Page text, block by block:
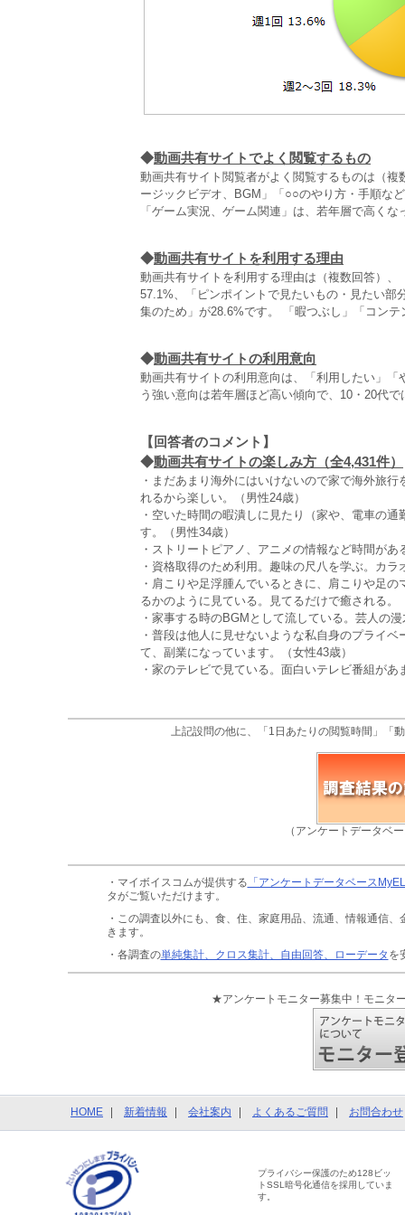
◆動画共有サイトでよく閲覧するもの
動画共有サイト閲覧者がよく閲覧するものは（
ージックビデオ、BGM」「○○のやり方・手順な
「ゲーム実況、ゲーム関連」は、若年層で高くな
◆動画共有サイトを利用する理由
動画共有サイトを利用する理由は（複数回答）
57.1%、「ピンポイントで見たいもの・見たい
集のため」が28.6%です。 「暇つぶし」「コン
◆動画共有サイトの利用意向
動画共有サイトの利用意向は、「利用したい」
う強い意向は若年層ほど高い傾向で、10・20代
【回答者のコメント】
◆動画共有サイトの楽しみ方（全4,431件）
・まだあまり海外にはいけないので家で海外旅
れるから楽しい。（男性24歳）
・空いた時間の暇潰しに見たり（家や、電車の
す。（男性34歳）
・ストリートピアノ、アニメの情報など時間が
・資格取得のため利用。趣味の尺八を学ぶ。カラ
・肩こりや足浮腫んでいるときに、肩こりや足
るかのように見ている。見てるだけで癒される。
・家事する時のBGMとして流している。芸人の
・普段は他人に見せないような私自身のプライ
て、副業になっています。（女性43歳）
・家のテレビで見ている。面白いテレビ番組が
上記設問の他に、「1日あたりの閲覧時間」「
（アンケートデータベ
・マイボイスコムが提供する 「アンケートデータベース
タがご覧いただけます。
・この調査以外にも、食、住、家庭用品、流通、情報通信、
きます。
・各調査の単純集計、クロス集計、自由回答、ローデータ を
★アンケートモニター募集中！モニタ
HOME 新着情報 会社案内 よくあるご質問 お問合わせ
プライバシー保護のため128ビッ
トSSL暗号化通信を採用していま
す。